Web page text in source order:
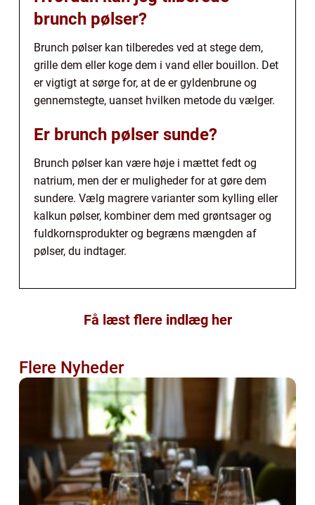
brunch pølser?
Brunch pølser kan tilberedes ved at stege dem,
grille dem eller koge dem i vand eller bouillon. Det
er vigtigt at sørge for, at de er gyldenbrune og
gennemstegte, uanset hvilken metode du vælger.
Er brunch pølser sunde?
Brunch pølser kan være høje i mættet fedt og
natrium, men der er muligheder for at gøre dem
sundere. Vælg magrere varianter som kylling eller
kalkun pølser, kombiner dem med grøntsager og
fuldkornsprodukter og begræns mængden af
pølser, du indtager.
Få læst flere indlæg her
Flere Nyheder